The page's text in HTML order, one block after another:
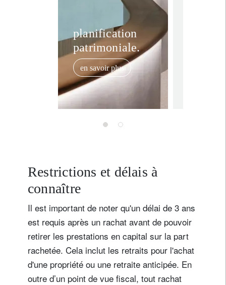
planification
patrimoniale.
en savoir plus
Restrictions et délais à
connaître
Il est important de noter qu'un délai de 3 ans
est requis après un rachat avant de pouvoir
retirer les prestations en capital sur la part
rachetée. Cela inclut les retraits pour l'achat
d'une propriété ou une retraite anticipée. En
outre d’un point de vue fiscal, tout rachat
S'inscrire à la newsletter
Civilité Prénom
Nom
Pays de résidence
Je ne suis pas résident ou citoyen des Etats-Unis